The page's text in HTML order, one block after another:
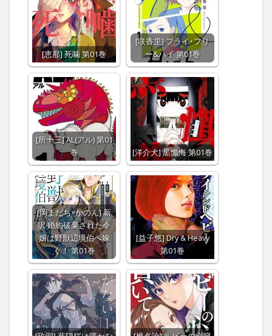
[恵那] 死噛 第01巻
[咲香里] フライ･フリ
ー&ハイ 第01巻
[所十三] AL(アル) 第01
巻
[洋介犬] 黒懺悔 第01巻
[岡まだち×かのん] 新
訳 婚約破棄された令
嬢は野獣辺境伯へ嫁
ぐ！ 第01巻
[益子悠] Dry & Heavy
第01巻